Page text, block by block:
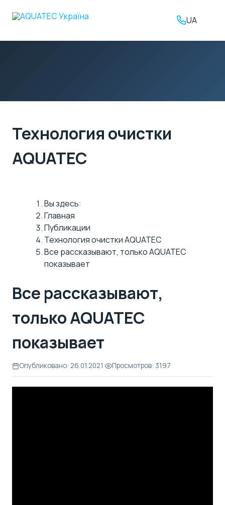
UA
Технология очистки
AQUATEC
Вы здесь:
Главная
Публикации
Технология очистки AQUATEC
Все рассказывают, только AQUATEC
показывает
Все рассказывают,
только AQUATEC
показывает
Опубликовано: 26.01.2021| Просмотров: 3197